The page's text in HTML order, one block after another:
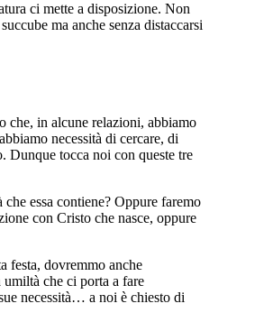
ci mette a disposizione. Non
ma anche senza distaccarsi
che, in alcune relazioni, abbiamo
necessità di cercare, di
Dunque tocca noi con queste tre
essa contiene? Oppure faremo
con Cristo che nasce, oppure
festa, dovremmo anche
che ci porta a fare
necessità… a noi è chiesto di